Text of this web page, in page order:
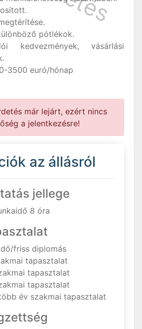
pótlékok.
kedvezmények, vásárlási
3500 euró/hónap
már lejárt, ezért nincs
a jelentkezésre!
az állásról
jellege
8 óra
friss diplomás
tapasztalat
tapasztalat
tapasztalat
év szakmai tapasztalat